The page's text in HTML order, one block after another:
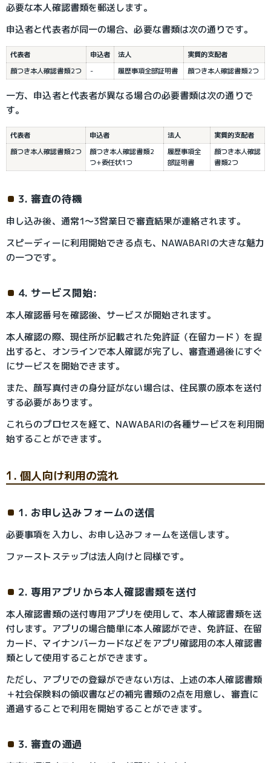
必要な本人確認書類を郵送します。
申込者と代表者が同一の場合、必要な書類は次の通りです。
代表者 申込者 法人
実質的支配者
顔つき本人確認書類2つ
- 履歴事項全部証明書 顔つき本人確認書類2つ
一方、申込者と代表者が異なる場合の必要書類は次の通りで
す。
代表者 申込者 法人
実質的支配者
顔つき本人確認書類2つ
顔つき本人確認書類2
つ+委任状1つ
履歴事項全
部証明書
顔つき本人確認
書類2つ
3. 審査の待機
申し込み後、通常1〜3営業日で審査結果が連絡されます。
スピーディーに利用開始できる点も、NAWABARIの大きな魅力
の一つです。
4. サービス開始:
本人確認番号を確認後、サービスが開始されます。
本人確認の際、現住所が記載された免許証（在留カード）を提
出すると、オンラインで本人確認が完了し、審査通過後にすぐ
にサービスを開始できます。
また、顔写真付きの身分証がない場合は、住民票の原本を送付
する必要があります。
これらのプロセスを経て、NAWABARIの各種サービスを利用開
始することができます。
1. 個人向け利用の流れ
1. お申し込みフォームの送信
必要事項を入力し、お申し込みフォームを送信します。
ファーストステップは法人向けと同様です。
2. 専用アプリから本人確認書類を送付
本人確認書類の送付専用アプリを使用して、本人確認書類を送
付します。アプリの場合簡単に本人確認ができ、免許証、在留
カード、マイナンバーカードなどをアプリ確認用の本人確認書
類として使用することができます。
ただし、アプリでの登録ができない方は、上述の本人確認書類
＋社会保険料の領収書などの補完書類の2点を用意し、審査に
通過することで利用を開始することができます。
3. 審査の通過